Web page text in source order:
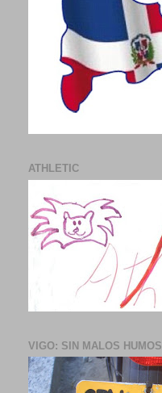
ATHLETIC
VIGO: SIN MALOS HUMOS